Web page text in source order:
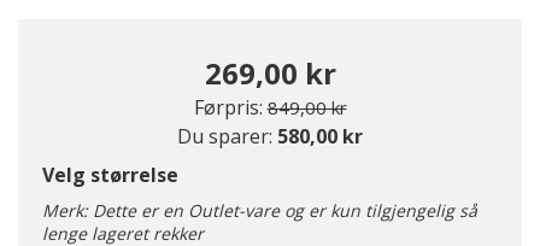
269,00 kr
Førpris: Pris redusert fra
849,00 krtil
Du sparer: 580,00 kr
Velg størrelse
Merk: Dette er en Outlet-vare og er kun tilgjengelig så
lenge lageret rekker